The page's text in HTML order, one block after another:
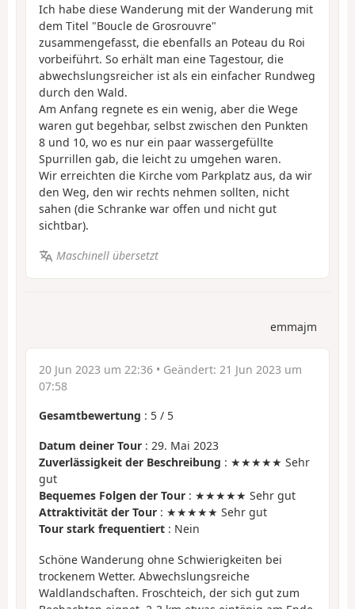
Ich habe diese Wanderung mit der Wanderung mit
dem Titel "Boucle de Grosrouvre"
zusammengefasst, die ebenfalls an Poteau du Roi
vorbeiführt. So erhält man eine Tagestour, die
abwechslungsreicher ist als ein einfacher Rundweg
durch den Wald.
Am Anfang regnete es ein wenig, aber die Wege
waren gut begehbar, selbst zwischen den Punkten
8 und 10, wo es nur ein paar wassergefüllte
Spurrillen gab, die leicht zu umgehen waren.
Wir erreichten die Kirche vom Parkplatz aus, da wir
den Weg, den wir rechts nehmen sollten, nicht
sahen (die Schranke war offen und nicht gut
sichtbar).
Maschinell übersetzt
emmajm
20 Jun 2023 um 22:36 • Geändert: 21 Jun 2023 um
07:58
Gesamtbewertung : 5 / 5
Datum deiner Tour : 29. Mai 2023
Zuverlässigkeit der Beschreibung : ★★★★★ Sehr
gut
Bequemes Folgen der Tour : ★★★★★ Sehr gut
Attraktivität der Tour : ★★★★★ Sehr gut
Tour stark frequentiert : Nein
Schöne Wanderung ohne Schwierigkeiten bei
trockenem Wetter. Abwechslungsreiche
Waldlandschaften. Froschteich, der sich gut zum